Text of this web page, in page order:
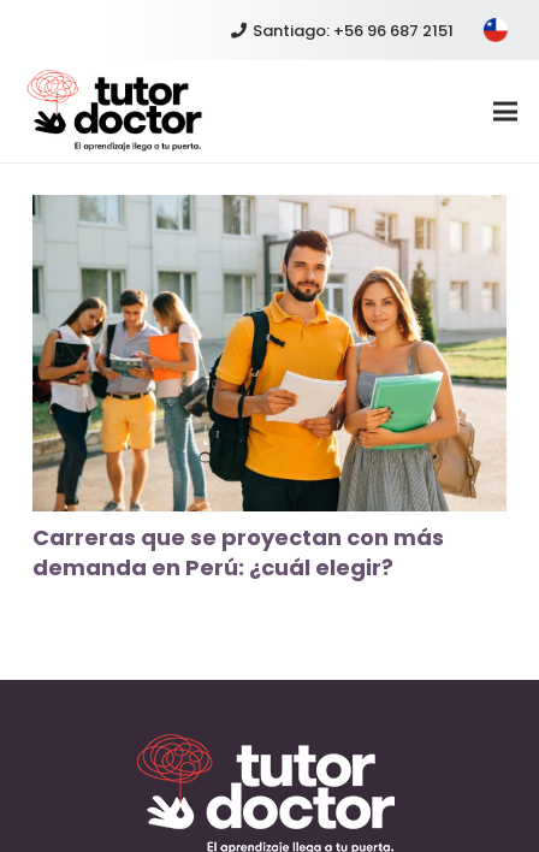
Santiago: +56 96 687 2151
Carreras que se proyectan con más
demanda en Perú: ¿cuál elegir?